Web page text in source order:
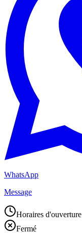
WhatsApp
Message
Horaires d'ouverture
Fermé